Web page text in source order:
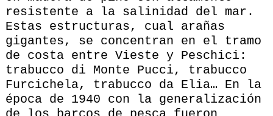
resistente a la salinidad del mar.
Estas estructuras, cual arañas
gigantes, se concentran en el tramo
de costa entre Vieste y Peschici:
trabucco di Monte Pucci, trabucco
Furcichela, trabucco da Elia… En la
época de 1940 con la generalización